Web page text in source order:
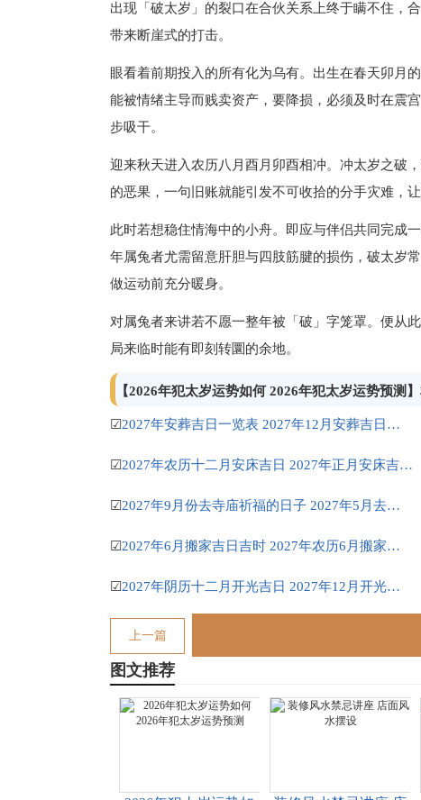
出现「破太岁」的裂口在合伙关系上终于瞒不住，
带来断崖式的打击。
眼看着前期投入的所有化为乌有。出生在春天卯月
能被情绪主导而贱卖资产，要降损，必须及时在震
步吸干。
迎来秋天进入农历八月酉月卯酉相冲。冲太岁之破
的恶果，一句旧账就能引发不可收拾的分手灾难，
此时若想稳住情海中的小舟。即应与伴侣共同完成
年属兔者尤需留意肝胆与四肢筋腱的损伤，破太岁
做运动前充分暖身。
对属兔者来讲若不愿一整年被「破」字笼罩。便从
局来临时能有即刻转圜的余地。
【2026年犯太岁运势如何 2026年犯太岁运势预测
☑ 2027年安葬吉日一览表 2027年12月安葬吉日一览表
☑ 2027年农历十二月安床吉日 2027年正月安床吉日吉时查询
☑ 2027年9月份去寺庙祈福的日子 2027年5月去寺庙吉日一览表
☑ 2027年6月搬家吉日吉时 2027年农历6月搬家吉日一览表
☑ 2027年阴历十二月开光吉日 2027年12月开光吉日一览表
上一篇
图文推荐